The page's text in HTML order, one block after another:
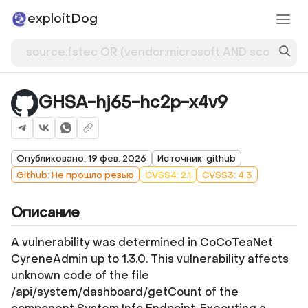
exploitDog
GHSA-hj65-hc2p-x4v9
Опубликовано: 19 фев. 2026
Источник: github
Github: Не прошло ревью
CVSS4: 2.1 CVSS3: 4.3
Описание
A vulnerability was determined in CoCoTeaNet
CyreneAdmin up to 1.3.0. This vulnerability affects
unknown code of the file
/api/system/dashboard/getCount of the